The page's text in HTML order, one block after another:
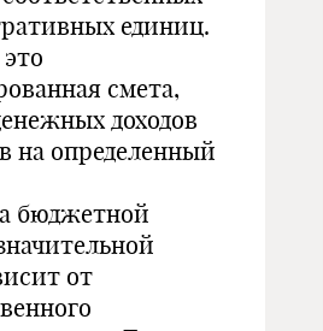
единиц.
смета,
доходов
на определенный
бюджетной
от